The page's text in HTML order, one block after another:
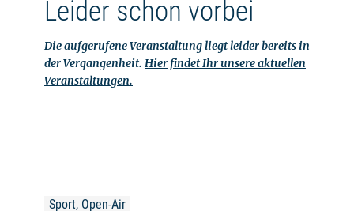
Leider schon vorbei
Die aufgerufene Veranstaltung liegt leider bereits in
der Vergangenheit. Hier findet Ihr unsere aktuellen
Veranstaltungen.
Sport, Open-Air